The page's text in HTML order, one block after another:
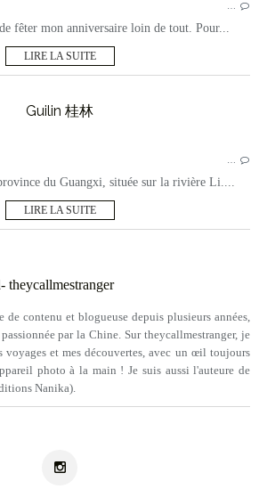
…
fêter mon anniversaire loin de tout. Pour...
LIRE LA SUITE
Guilin 桂林
…
du Guangxi, située sur la rivière Li....
LIRE LA SUITE
de contenu et blogueuse depuis plusieurs années,
par la Chine. Sur theycallmestranger, je
voyages et mes découvertes, avec un œil toujours
photo à la main ! Je suis aussi l'auteure de
Nanika).